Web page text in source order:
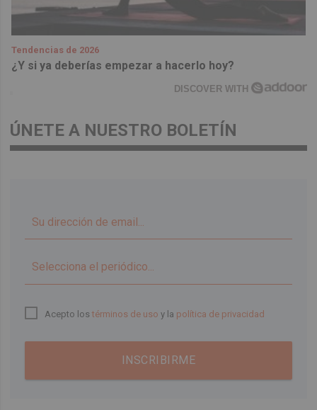
Tendencias de 2026
¿Y si ya deberías empezar a hacerlo hoy?
DISCOVER WITH
ÚNETE A NUESTRO BOLETÍN
Acepto lostérminos de uso y la política de privacidad
INSCRIBIRME